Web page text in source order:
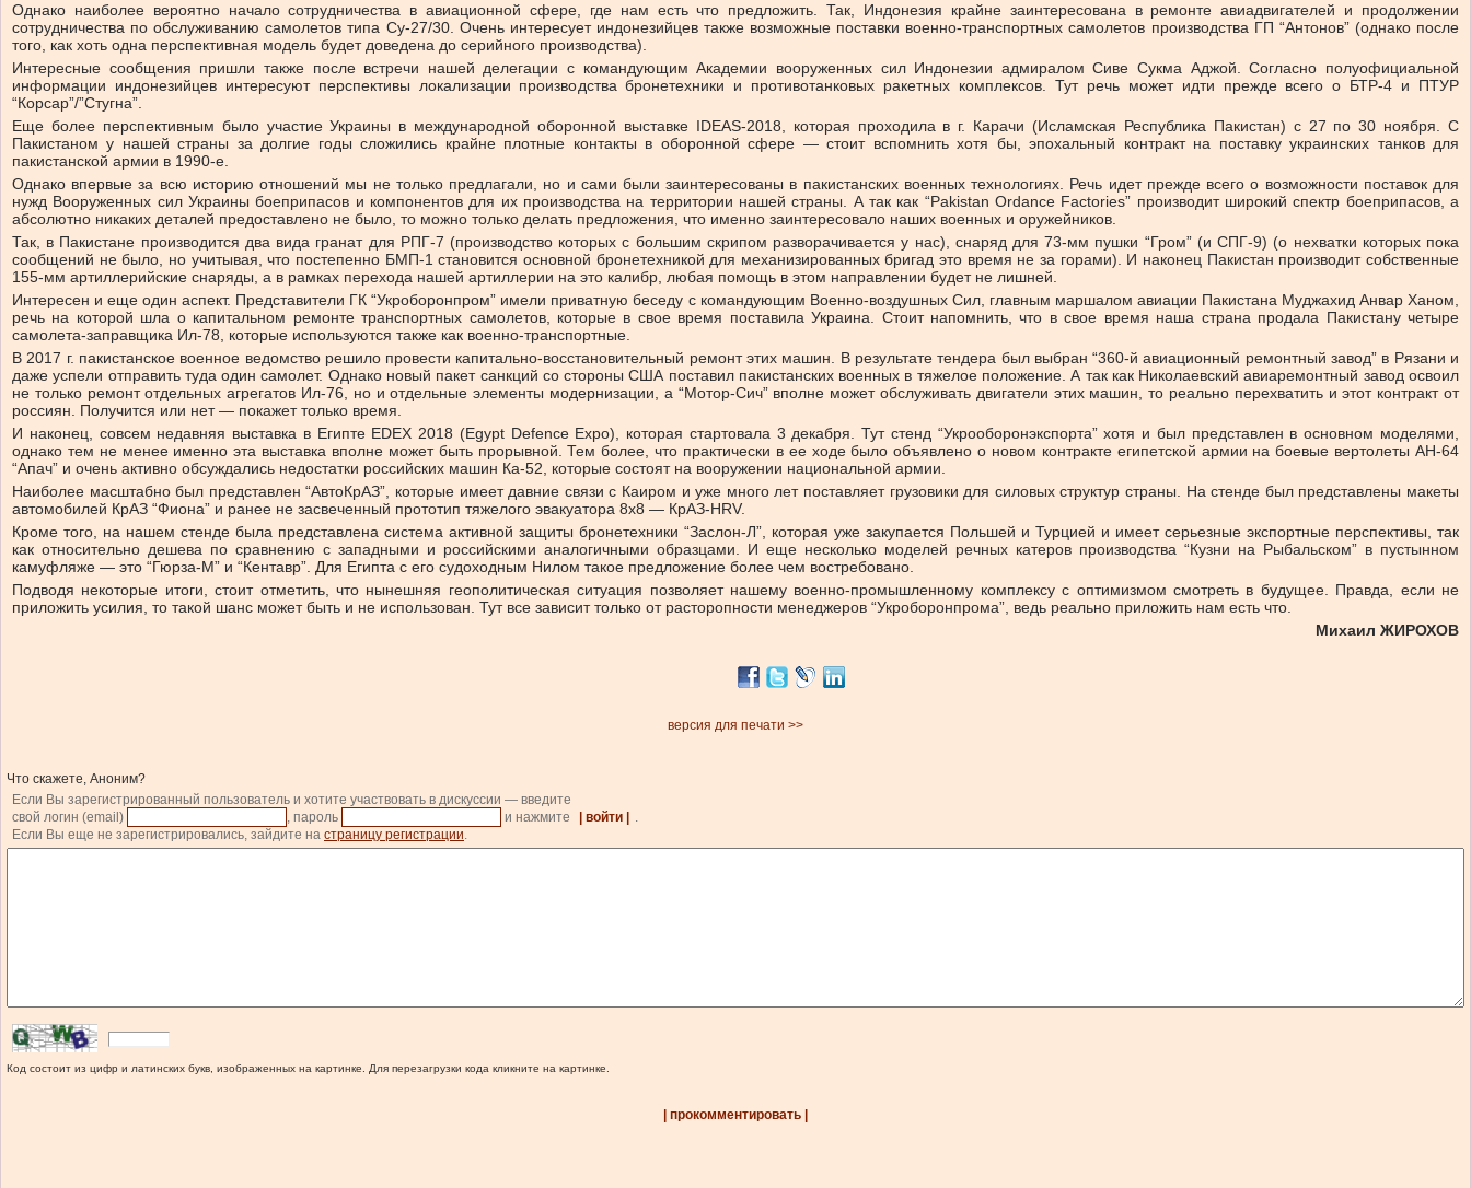
Однако наиболее вероятно начало сотрудничества в авиационной сфере, где нам есть что предложить. Так, Индонезия крайне заинтересована в ремонте авиадвигателей и продолжении
сотрудничества по обслуживанию самолетов типа Су-27/30. Очень интересует индонезийцев также возможные поставки военно-транспортных самолетов производства ГП “Антонов” (однако после
того, как хоть одна перспективная модель будет доведена до серийного производства).
Интересные сообщения пришли также после встречи нашей делегации с командующим Академии вооруженных сил Индонезии адмиралом Сиве Сукма Аджой. Согласно полуофициальной
информации индонезийцев интересуют перспективы локализации производства бронетехники и противотанковых ракетных комплексов. Тут речь может идти прежде всего о БТР-4 и ПТУР
“Корсар”/”Стугна”.
Еще более перспективным было участие Украины в международной оборонной выставке IDEAS-2018, которая проходила в г. Карачи (Исламская Республика Пакистан) с 27 по 30 ноября. С
Пакистаном у нашей страны за долгие годы сложились крайне плотные контакты в оборонной сфере — стоит вспомнить хотя бы, эпохальный контракт на поставку украинских танков для
пакистанской армии в 1990-е.
Однако впервые за всю историю отношений мы не только предлагали, но и сами были заинтересованы в пакистанских военных технологиях. Речь идет прежде всего о возможности поставок для
нужд Вооруженных сил Украины боеприпасов и компонентов для их производства на территории нашей страны. А так как “Pakistan Ordance Factories” производит широкий спектр боеприпасов, а
абсолютно никаких деталей предоставлено не было, то можно только делать предложения, что именно заинтересовало наших военных и оружейников.
Так, в Пакистане производится два вида гранат для РПГ-7 (производство которых с большим скрипом разворачивается у нас), снаряд для 73-мм пушки “Гром” (и СПГ-9) (о нехватки которых пока
сообщений не было, но учитывая, что постепенно БМП-1 становится основной бронетехникой для механизированных бригад это время не за горами). И наконец Пакистан производит собственные
155-мм артиллерийские снаряды, а в рамках перехода нашей артиллерии на это калибр, любая помощь в этом направлении будет не лишней.
Интересен и еще один аспект. Представители ГК “Укроборонпром” имели приватную беседу с командующим Военно-воздушных Сил, главным маршалом авиации Пакистана Муджахид Анвар Ханом,
речь на которой шла о капитальном ремонте транспортных самолетов, которые в свое время поставила Украина. Стоит напомнить, что в свое время наша страна продала Пакистану четыре
самолета-заправщика Ил-78, которые используются также как военно-транспортные.
В 2017 г. пакистанское военное ведомство решило провести капитально-восстановительный ремонт этих машин. В результате тендера был выбран “360-й авиационный ремонтный завод” в Рязани и
даже успели отправить туда один самолет. Однако новый пакет санкций со стороны США поставил пакистанских военных в тяжелое положение. А так как Николаевский авиаремонтный завод освоил
не только ремонт отдельных агрегатов Ил-76, но и отдельные элементы модернизации, а “Мотор-Сич” вполне может обслуживать двигатели этих машин, то реально перехватить и этот контракт от
россиян. Получится или нет — покажет только время.
И наконец, совсем недавняя выставка в Египте EDEX 2018 (Egypt Defence Expo), которая стартовала 3 декабря. Тут стенд “Укрооборонэкспорта” хотя и был представлен в основном моделями,
однако тем не менее именно эта выставка вполне может быть прорывной. Тем более, что практически в ее ходе было объявлено о новом контракте египетской армии на боевые вертолеты АН-64
“Апач” и очень активно обсуждались недостатки российских машин Ка-52, которые состоят на вооружении национальной армии.
Наиболее масштабно был представлен “АвтоКрАЗ”, которые имеет давние связи с Каиром и уже много лет поставляет грузовики для силовых структур страны. На стенде был представлены макеты
автомобилей КрАЗ “Фиона” и ранее не засвеченный прототип тяжелого эвакуатора 8x8 — КрАЗ-HRV.
Кроме того, на нашем стенде была представлена система активной защиты бронетехники “Заслон-Л”, которая уже закупается Польшей и Турцией и имеет серьезные экспортные перспективы, так
как относительно дешева по сравнению с западными и российскими аналогичными образцами. И еще несколько моделей речных катеров производства “Кузни на Рыбальском” в пустынном
камуфляже — это “Гюрза-М” и “Кентавр”. Для Египта с его судоходным Нилом такое предложение более чем востребовано.
Подводя некоторые итоги, стоит отметить, что нынешняя геополитическая ситуация позволяет нашему военно-промышленному комплексу с оптимизмом смотреть в будущее. Правда, если не
приложить усилия, то такой шанс может быть и не использован. Тут все зависит только от расторопности менеджеров “Укроборонпрома”, ведь реально приложить нам есть что.
Михаил ЖИРОХОВ
версия для печати >>
Что скажете, Аноним?
Если Вы зарегистрированный пользователь и хотите участвовать в дискуссии — введите
свой логин (email)
, пароль и нажмите | войти |
.
Если Вы еще не зарегистрировались, зайдите на страницу регистрации.
Код состоит из цифр и латинских букв, изображенных на картинке. Для перезагрузки кода кликните на картинке.
| прокомментировать |